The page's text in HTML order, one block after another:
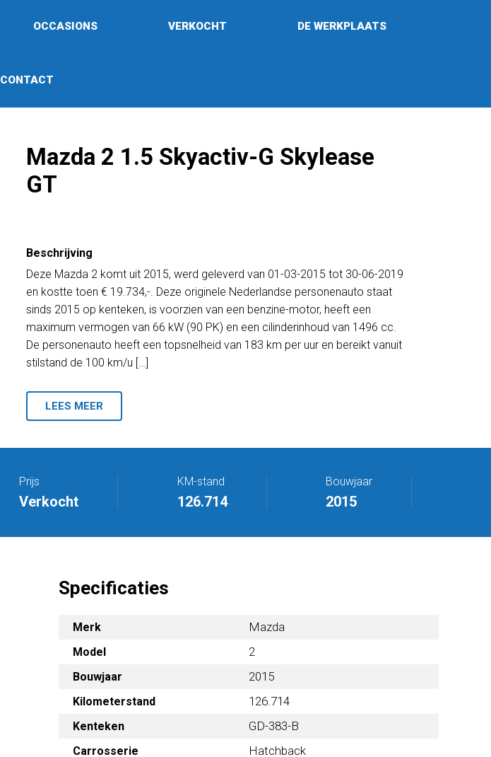
OCCASIONS VERKOCHT DE WERKPLAATS
CONTACT
Mazda 2 1.5 Skyactiv-G Skylease
GT
Beschrijving
Deze Mazda 2 komt uit 2015, werd geleverd van 01-03-2015 tot 30-06-2019
en kostte toen € 19.734,-. Deze originele Nederlandse personenauto staat
sinds 2015 op kenteken, is voorzien van een benzine-motor, heeft een
maximum vermogen van 66 kW (90 PK) en een cilinderinhoud van 1496 cc.
De personenauto heeft een topsnelheid van 183 km per uur en bereikt vanuit
stilstand de 100 km/u […]
LEES MEER
Prijs
Verkocht
KM-stand
126.714
Bouwjaar
2015
Specificaties
Merk Mazda
Model 2
Bouwjaar 2015
Kilometerstand 126.714
Kenteken GD-383-B
Carrosserie Hatchback